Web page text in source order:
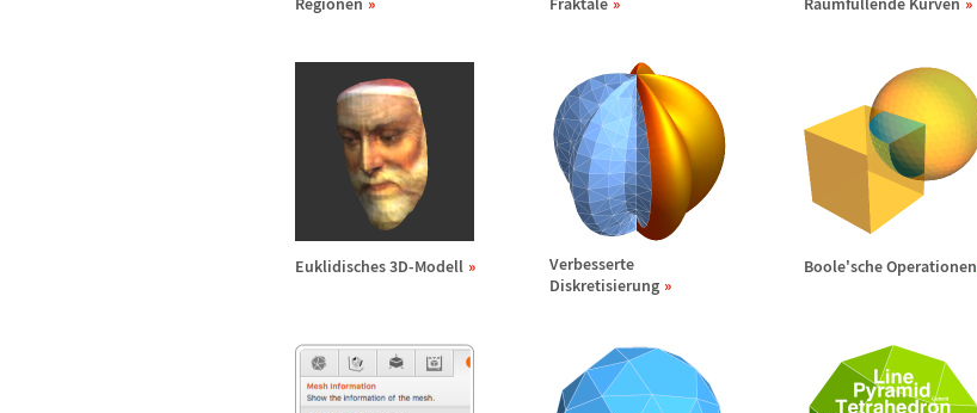
Euklidisches 3D-Modell
Verbesserte
Diskretisierung
Boole'sche Operationen